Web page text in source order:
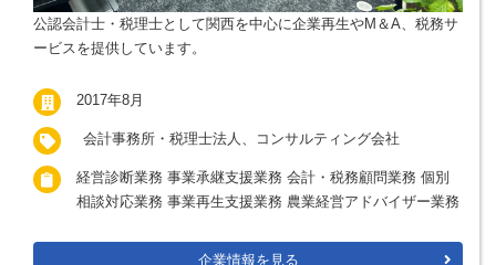
公認会計士・税理士として関西を中心に企業再生やM＆A、税務サ
ービスを提供しています。
2017年8月
会計事務所・税理士法人、コンサルティング会社
経営診断業務 事業承継支援業務 会計・税務顧問業務 個別
相談対応業務 事業再生支援業務 農業経営アドバイザー業務
企業情報を見る